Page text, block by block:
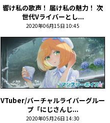
響け私の歌声！ 届け私の魅力！ 次
世代Vライバーとし...
2020年06月15日 10:45
VTuber/バーチャルライバーグルー
プ「にじさんじ...
2020年05月26日 14:30